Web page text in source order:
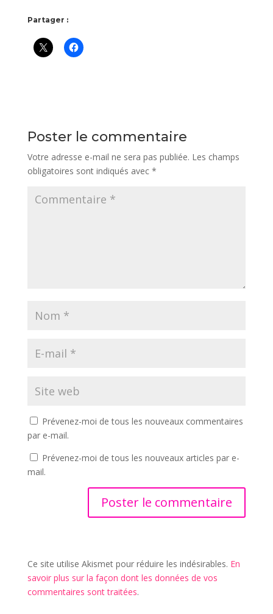
Partager :
Poster le commentaire
Votre adresse e-mail ne sera pas publiée. Les champs
obligatoires sont indiqués avec *
Prévenez-moi de tous les nouveaux commentaires
par e-mail.
Prévenez-moi de tous les nouveaux articles par e-
mail.
Ce site utilise Akismet pour réduire les indésirables. En
savoir plus sur la façon dont les données de vos
commentaires sont traitées.